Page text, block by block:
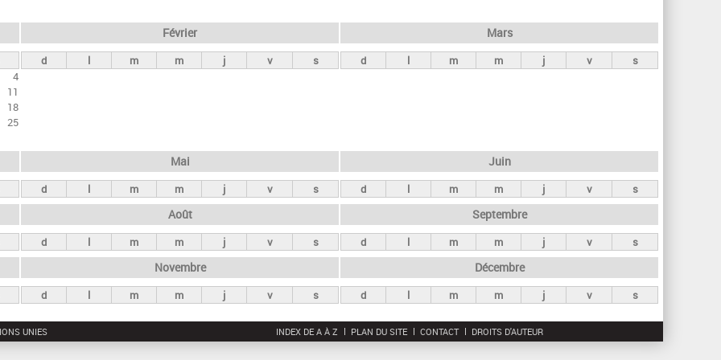
r
c
4
11
18
25
Février
d l m m j v s
Mars
d l m m j v s
Mai
d l m m j v s
Juin
d l m m j v s
Août
d l m m j v s
Septembre
d l m m j v s
Novembre
d l m m j v s
Décembre
d l m m j v s
UNIES INDEX DE A À Z PLAN DU SITE CONTACT DROITS D'AUTEUR